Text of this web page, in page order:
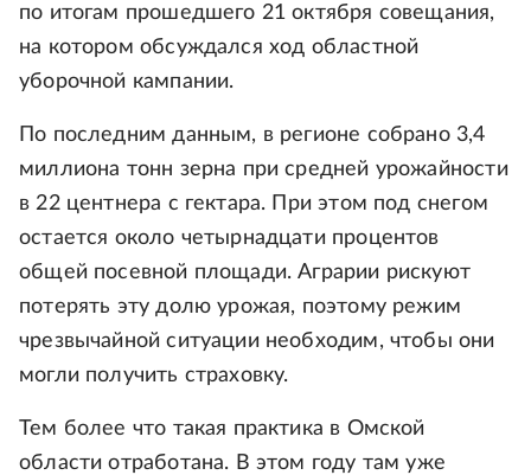
по итогам прошедшего 21 октября совещания,
на котором обсуждался ход областной
уборочной кампании.
По последним данным, в регионе собрано 3,4
миллиона тонн зерна при средней урожайности
в 22 центнера с гектара. При этом под снегом
остается около четырнадцати процентов
общей посевной площади. Аграрии рискуют
потерять эту долю урожая, поэтому режим
чрезвычайной ситуации необходим, чтобы они
могли получить страховку.
Тем более что такая практика в Омской
области отработана. В этом году там уже